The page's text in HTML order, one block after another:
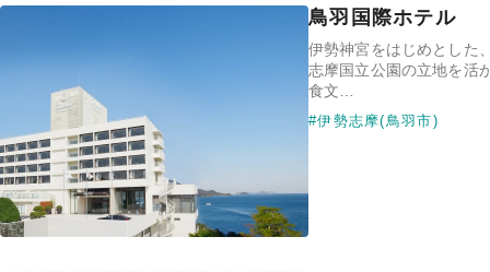
鳥羽国際ホテル
伊勢神宮をはじめとした
志摩国立公園の立地を活
食文…
#伊勢志摩(鳥羽市)